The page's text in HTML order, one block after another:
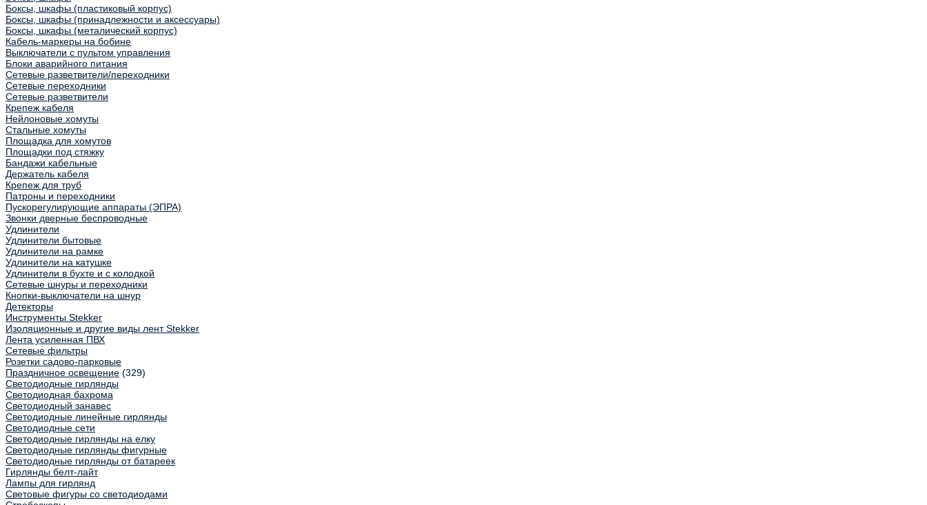
Боксы, шкафы (пластиковый корпус)
Боксы, шкафы (принадлежности и аксессуары)
Боксы, шкафы (металический корпус)
Кабель-маркеры на бобине
Выключатели с пультом управления
Блоки аварийного питания
Сетевые разветвители/переходники
Сетевые переходники
Сетевые разветвители
Крепеж кабеля
Нейлоновые хомуты
Стальные хомуты
Площадка для хомутов
Площадки под стяжку
Бандажи кабельные
Держатель кабеля
Крепеж для труб
Патроны и переходники
Пускорегулирующие аппараты (ЭПРА)
Звонки дверные беспроводные
Удлинители
Удлинители бытовые
Удлинители на рамке
Удлинители на катушке
Удлинители в бухте и с колодкой
Сетевые шнуры и переходники
Кнопки-выключатели на шнур
Детекторы
Инструменты Stekker
Изоляционные и другие виды лент Stekker
Лента усиленная ПВХ
Сетевые фильтры
Розетки садово-парковые
Праздничное освещение (329)
Светодиодные гирлянды
Светодиодная бахрома
Светодиодный занавес
Светодиодные линейные гирлянды
Светодиодные сети
Светодиодные гирлянды на елку
Светодиодные гирлянды фигурные
Светодиодные гирлянды от батареек
Гирлянды белт-лайт
Лампы для гирлянд
Световые фигуры со светодиодами